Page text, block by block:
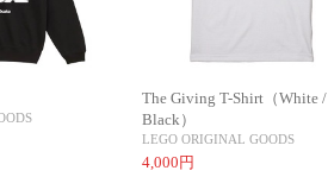
The Giving T-Shirt（White /
Black）
LEGO ORIGINAL GOODS
4,000円